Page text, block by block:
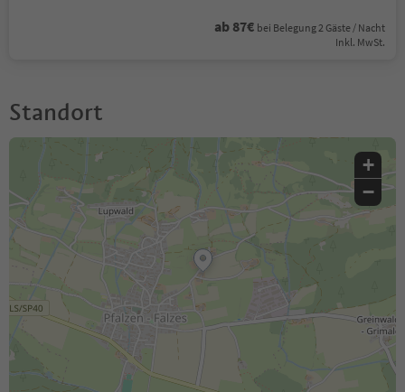
ab 87€ bei Belegung 2 Gäste / Nacht
Inkl. MwSt.
Standort
+
−